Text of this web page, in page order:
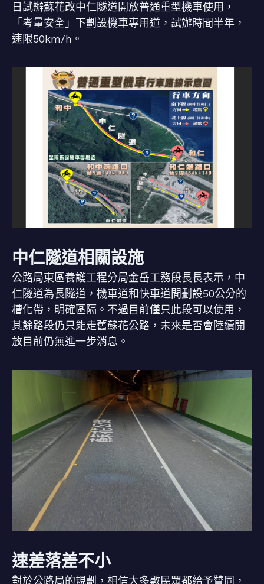
日試辦蘇花改中仁隧道開放普通重型機車使用，
「考量安全」下劃設機車專用道，試辦時間半年，
速限50km/h。
中仁隧道相關設施
公路局東區養護工程分局金岳工務段長長表示，中
仁隧道為長隧道，機車道和快車道間劃設50公分的
槽化帶，明確區隔。不過目前僅只此段可以使用，
其餘路段仍只能走舊蘇花公路，未來是否會陸續開
放目前仍無進一步消息。
速差落差不小
對於公路局的規劃，相信大多數民眾都給予贊同，